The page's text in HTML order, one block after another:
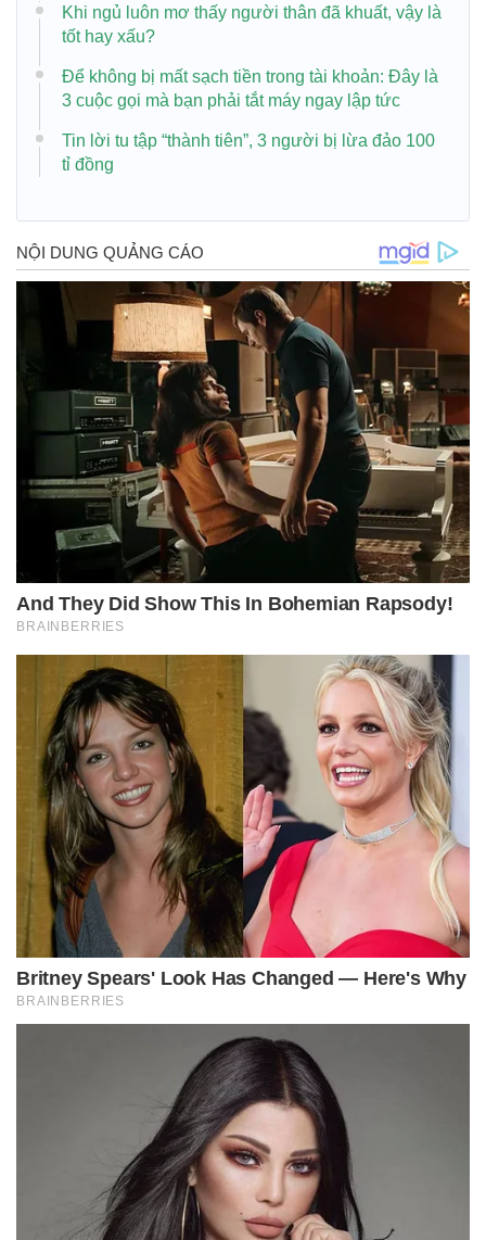
Khi ngủ luôn mơ thấy người thân đã khuất, vậy là
tốt hay xấu?
Để không bị mất sạch tiền trong tài khoản: Đây là
3 cuộc gọi mà bạn phải tắt máy ngay lập tức
Tin lời tu tập “thành tiên”, 3 người bị lừa đảo 100
tỉ đồng